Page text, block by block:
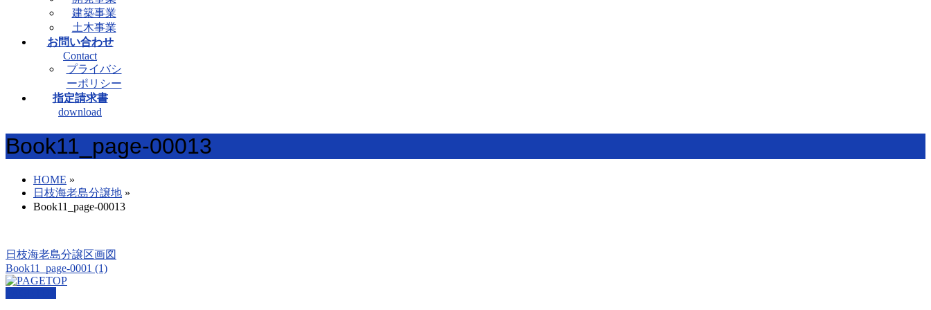
建築事業
土木事業
お問い合わせ
Contact
プライバシ
ーポリシー
指定請求書
download
Book11_page-00013
HOME »
日枝海老島分譲地 »
Book11_page-00013
日枝海老島分譲区画図
Book11_page-0001 (1)